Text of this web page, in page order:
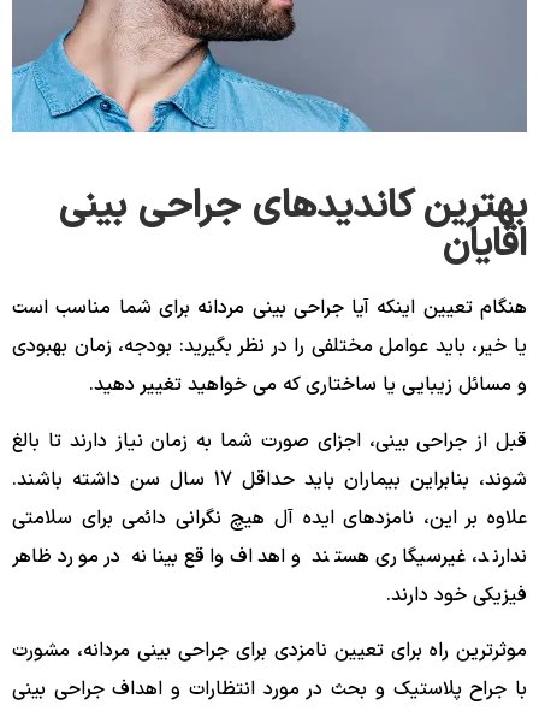
بهترین کاندیدهای جراحی بینی
اقایان
هنگام تعیین اینکه آیا جراحی بینی مردانه برای شما مناسب است
یا خیر، باید عوامل مختلفی را در نظر بگیرید: بودجه، زمان بهبودی
و مسائل زیبایی یا ساختاری که می خواهید تغییر دهید.
قبل از جراحی بینی، اجزای صورت شما به زمان نیاز دارند تا بالغ
شوند، بنابراین بیماران باید حداقل 17 سال سن داشته باشند.
علاوه بر این، نامزدهای ایده آل هیچ نگرانی دائمی برای سلامتی
ندارند، غیرسیگاری هستند و اهداف واقع بینانه در مورد ظاهر
فیزیکی خود دارند.
موثرترین راه برای تعیین نامزدی برای جراحی بینی مردانه، مشورت
با جراح پلاستیک و بحث در مورد انتظارات و اهداف جراحی بینی